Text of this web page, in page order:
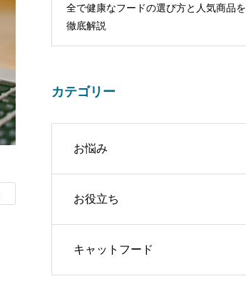
全で健康なフードの選び方と人気商品を
徹底解説
カテゴリー
お悩み
お役立ち
キャットフード